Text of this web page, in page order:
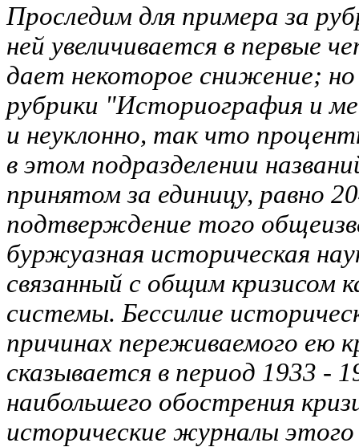
Проследим для примера за
ней увеличивается в первые
дает некоторое снижение; но
рубрики "Историография и
и неуклонно, так что
в этом подразделении
принятом за единицу, равно
подтверждение того
буржуазная историческая
связанный с общим кризисом
системы. Бессилие
причинах переживаемого ею
сказывается в период 1933 -
наибольшего обострения
исторические журналы